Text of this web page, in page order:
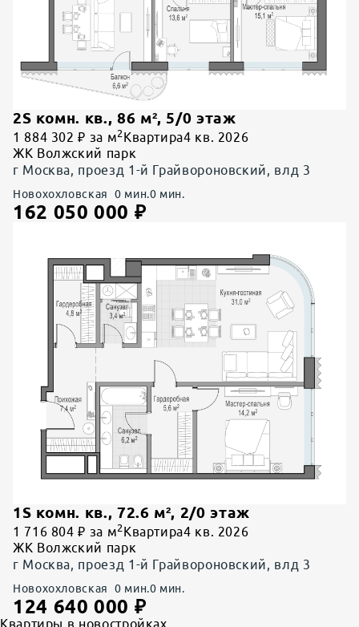
2S комн. кв., 86 м², 5/0 этаж
1 884 302 ₽ за м2 Квартира4 кв. 2026
ЖК Волжский парк
г Москва, проезд 1-й Грайвороновский, влд 3
Новохохловская 0 мин.0 мин.
162 050 000 ₽
1S комн. кв., 72.6 м², 2/0 этаж
1 716 804 ₽ за м2 Квартира4 кв. 2026
ЖК Волжский парк
г Москва, проезд 1-й Грайвороновский, влд 3
Новохохловская 0 мин.0 мин.
124 640 000 ₽
Квартиры в новостройках